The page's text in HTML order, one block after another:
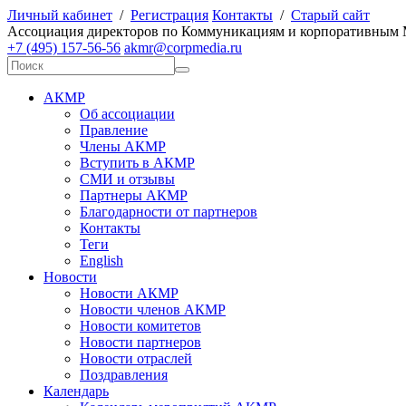
Личный кабинет / Регистрация Контакты / Старый сайт
Ассоциация директоров по Коммуникациям и корпоративным
+7 (495) 157-56-56 akmr@corpmedia.ru
АКМР
Об ассоциации
Правление
Члены АКМР
Вступить в АКМР
СМИ и отзывы
Партнеры АКМР
Благодарности от партнеров
Контакты
Теги
English
Новости
Новости АКМР
Новости членов АКМР
Новости комитетов
Новости партнеров
Новости отраслей
Поздравления
Календарь